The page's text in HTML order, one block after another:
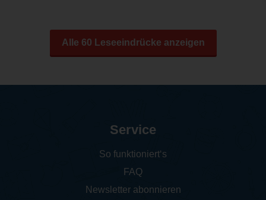
Alle 60 Leseeindrücke anzeigen
Service
So funktioniert‘s
FAQ
Newsletter abonnieren